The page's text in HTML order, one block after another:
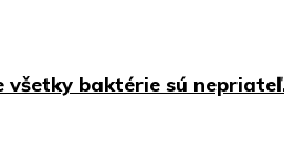
všetky baktérie sú